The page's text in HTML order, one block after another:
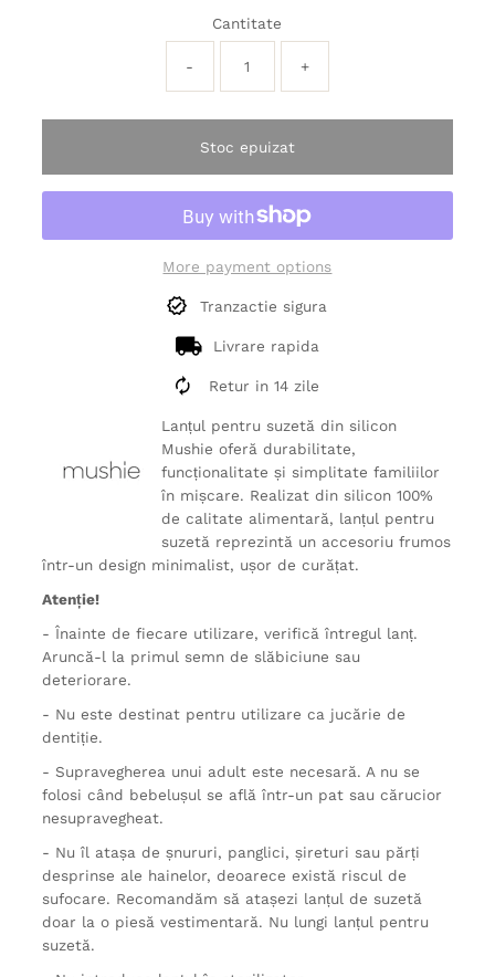
Cantitate
- +
Stoc epuizat
More payment options
Tranzactie sigura
Livrare rapida
Retur in 14 zile
Lanțul pentru suzetă din silicon
Mushie oferă durabilitate,
funcționalitate și simplitate familiilor
în mișcare. Realizat din silicon 100%
de calitate alimentară, lanțul pentru
suzetă reprezintă un accesoriu frumos
într-un design minimalist, ușor de curățat.
Atenție!
- Înainte de fiecare utilizare, verifică întregul lanț.
Aruncă-l la primul semn de slăbiciune sau
deteriorare.
- Nu este destinat pentru utilizare ca jucărie de
dentiție.
- Supravegherea unui adult este necesară. A nu se
folosi când bebelușul se află într-un pat sau cărucior
nesupravegheat.
- Nu îl atașa de șnururi, panglici, șireturi sau părți
desprinse ale hainelor, deoarece există riscul de
sufocare. Recomandăm să atașezi lanțul de suzetă
doar la o piesă vestimentară. Nu lungi lanțul pentru
suzetă.